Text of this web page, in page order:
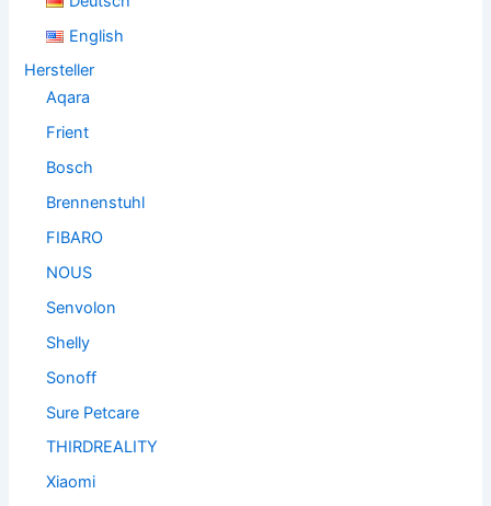
English
Hersteller
Aqara
Frient
Bosch
Brennenstuhl
FIBARO
NOUS
Senvolon
Shelly
Sonoff
Sure Petcare
THIRDREALITY
Xiaomi